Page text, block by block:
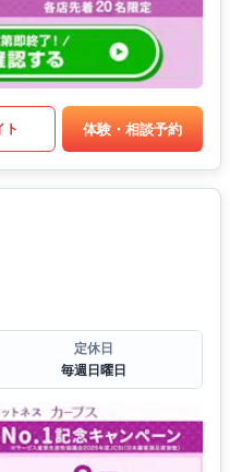
ト 体験・相談予約
定休日
毎週日曜日